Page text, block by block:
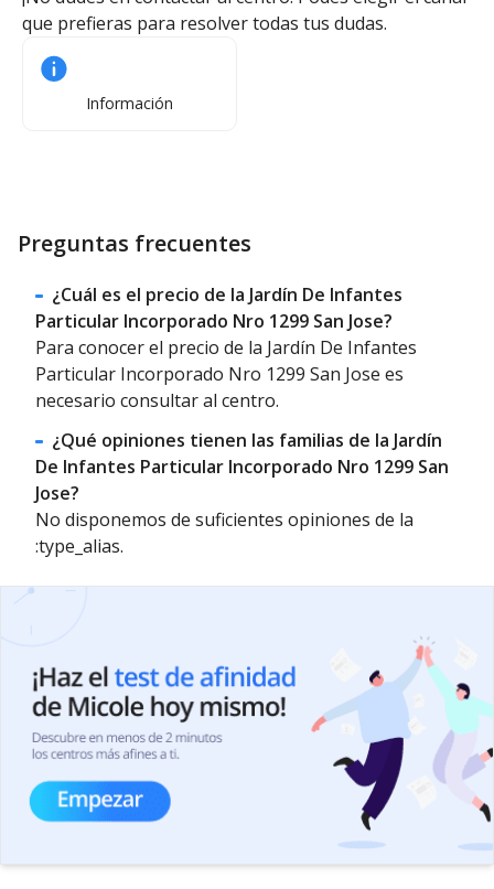
que prefieras para resolver todas tus dudas.
Información
Preguntas frecuentes
¿Cuál es el precio de la Jardín De Infantes
Particular Incorporado Nro 1299 San Jose?
Para conocer el precio de la Jardín De Infantes
Particular Incorporado Nro 1299 San Jose es
necesario consultar al centro.
¿Qué opiniones tienen las familias de la Jardín
De Infantes Particular Incorporado Nro 1299 San
Jose?
No disponemos de suficientes opiniones de la
:type_alias.